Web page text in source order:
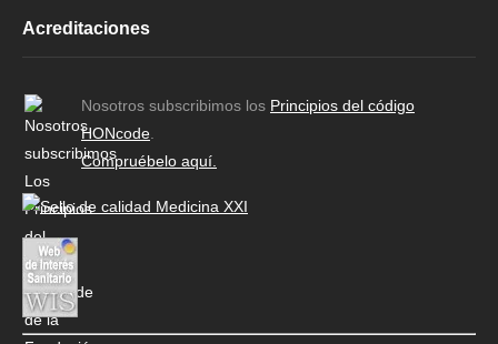
Acreditaciones
Nosotros subscribimos los Principios del código
HONcode
Compruébelo aquí.